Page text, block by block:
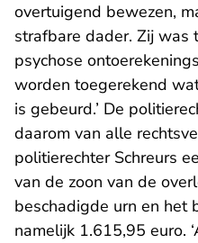
overtuigend bewezen,
strafbare dader. Zij was
psychose
worden toegerekend
is gebeurd.’ De
daarom van alle
politierechter Schreurs
van de zoon van de
beschadigde urn en het
namelijk 1.615,95 euro.